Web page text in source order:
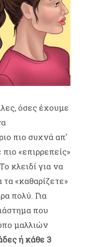
όσες έχουμε
πιο συχνά απ'
«επιρρεπείς»
κλειδί για να
«καθαρίζετε»
πολύ. Για
που
μαλλιών
ή κάθε 3